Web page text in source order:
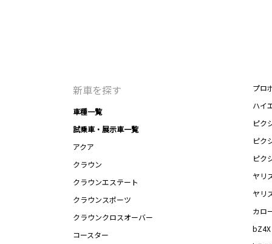
新車を探す
車種一覧
試乗車・展示車一覧
アクア
クラウン
クラウンエステート
クラウンスポーツ
クラウンクロスオーバー
コースター
プロ
ハイ
ピク
ピク
ピク
ヤリ
ヤリ
カロ
bZ4X